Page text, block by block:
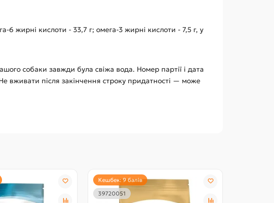
6 жирні кислоти - 33,7 г; омега-3 жирні кислоти - 7,5 г, у
собаки завжди була свіжа вода. Номер партії і дата
вживати після закінчення строку придатності — може
Кешбек: 9 балів
39720051